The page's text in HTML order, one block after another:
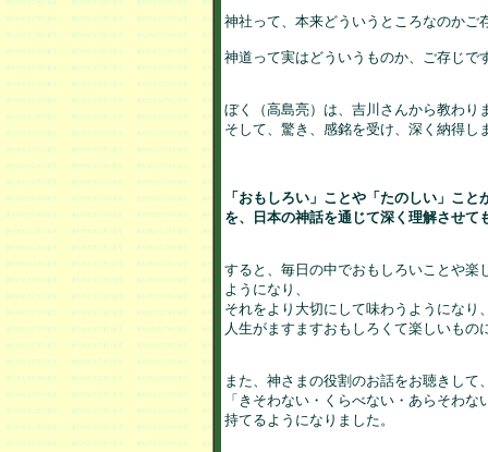
神社って、本来どういうところなのかご
神道って実はどういうものか、ご存じで
ぼく（高島亮）は、吉川さんから教わり
そして、驚き、感銘を受け、深く納得し
「おもしろい」ことや「たのしい」こ
を、日本の神話を通じて深く理解させて
すると、毎日の中でおもしろいことや楽
ようになり、
それをより大切にして味わうようになり
人生がますますおもしろくて楽しいもの
また、神さまの役割のお話をお聴きして
「きそわない・くらべない・あらそわ
持てるようになりました。